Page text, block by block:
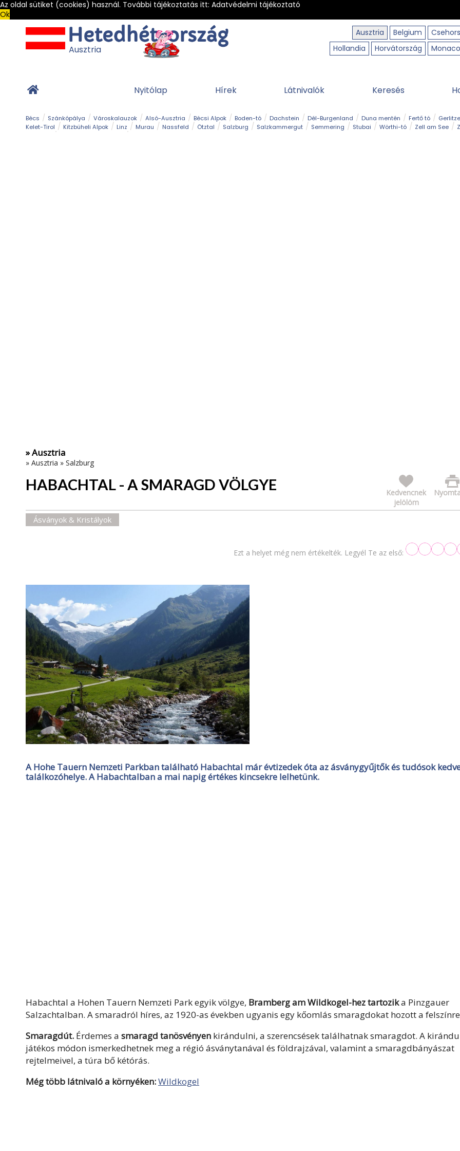
Az oldal sütiket (cookies) használ. További tájékoztatás itt: Adatvédelmi tájékoztató
Ok
Ausztria
Belgium
Hollandia
Horvátország Monaco
Ausztria
Nyitólap Hírek Látnivalók Keresés
Bécs Szánkópálya Városkalauzok Alsó-Ausztria Bécsi Alpok Boden-tó Dachstein Dél-Burgenland Duna mentén Fertő tó
Kelet-Tirol
Kitzbüheli Alpok Linz Murau Nassfeld Ötztal Salzburg Salzkammergut Semmering Stubai Wörthi-tó Zell am See
» Ausztria
» Ausztria » Salzburg
HABACHTAL - A SMARAGD VÖLGYE
Kedvencnek
jelölöm
Ásványok & Kristályok
Ezt a helyet még nem értékelték. Legyél Te az első:
A Hohe Tauern Nemzeti Parkban található Habachtal már évtizedek óta az ásványgyűjtők és tudósok
találkozóhelye. A Habachtalban a mai napig értékes kincsekre lelhetünk.
Habachtal a Hohen Tauern Nemzeti Park egyik völgye, Bramberg am Wildkogel-hez tartozika Pinzgauer
Salzachtalban. A smaradról híres, az 1920-as években ugyanis egy kőomlás smaragdokat hozott a felszínre
Smaragdút. Érdemes a smaragd tanösvényen kirándulni, a szerencsések találhatnak smaragdot. A
játékos módon ismerkedhetnek meg a régió ásványtanával és földrajzával, valamint a smaragdbányászat
rejtelmeivel, a túra bő kétórás.
Még több látnivaló a környéken:Wildkogel